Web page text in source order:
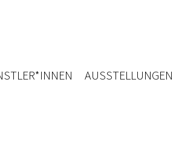
AUSSTELLUNGEN